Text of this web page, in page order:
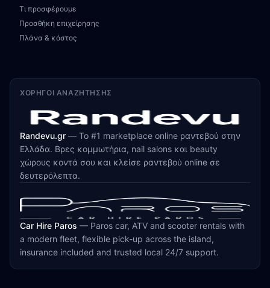
Τι προσφέρουμε
Προσθήκη επιχείρησης
Πλάνα & κόστος
ΧΟΡΗΓΟΊ ΑΝΑΖΉΤΗΣΗΣ
Randevu.gr — Το #1 marketplace online ραντεβού στην
Ελλάδα. Βρες κομμωτήρια, nail salons και beauty
χώρους κοντά σου και κλείσε ραντεβού online σε
δευτερόλεπτα.
Car Hire Paros — Paros car, ATV and scooter rentals with
a modern fleet, flexible pick-up across the island,
insurance included and trusted local 24/7 support.